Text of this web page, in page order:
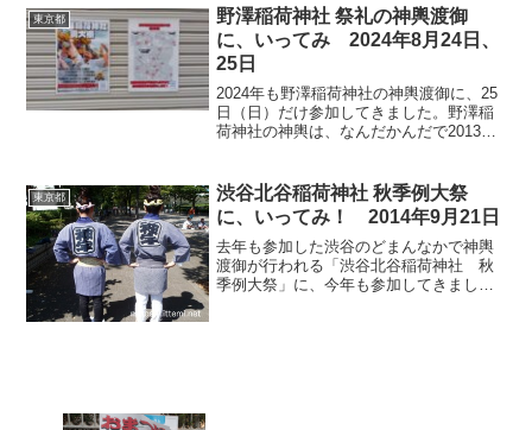
の大きさです。2024年 渋谷氷川神社宮神
輿...
東京都
野澤稲荷神社 祭礼の神輿渡御
に、いってみ 2024年8月24日、
25日
2024年も野澤稲荷神社の神輿渡御に、25
日（日）だけ参加してきました。野澤稲
荷神社の神輿は、なんだかんだで2013年
（令和五年） 野澤稲荷神社祭りのスケ
ジュー...
東京都
渋谷北谷稲荷神社 秋季例大祭
に、いってみ！ 2014年9月21日
去年も参加した渋谷のどまんなかで神輿
渡御が行われる「渋谷北谷稲荷神社 秋
季例大祭」に、今年も参加してきまし